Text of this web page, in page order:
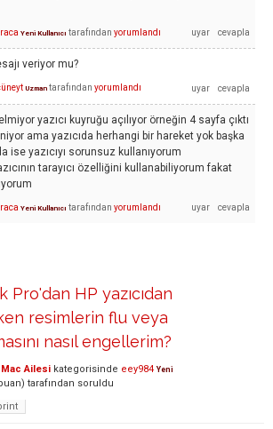
Yeni Kullanıcı tarafından yorumlandı
veriyor mu?
Uzman tarafından yorumlandı
yazıcı kuyruğu açılıyor örneğin 4 sayfa çıktı
ama yazıcıda herhangi bir hareket yok başka
ise yazıcıyı sorunsuz kullanıyorum
tarayıcı özelliğini kullanabiliyorum fakat
Yeni Kullanıcı tarafından yorumlandı
Pro'dan HP yazıcıdan
resimlerin flu veya
nasıl engellerim?
Mac Ailesi kategorisinde eey984 Yeni
tarafından soruldu